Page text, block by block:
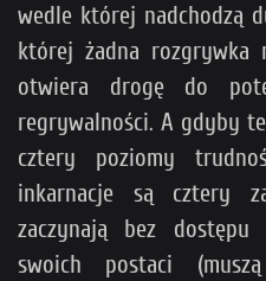
wedle której nadchodzą
której żadna rozgrywka
otwiera drogę do
regrywalności. A gdyby
cztery poziomy
inkarnacje są cztery
zaczynają bez
swoich postaci